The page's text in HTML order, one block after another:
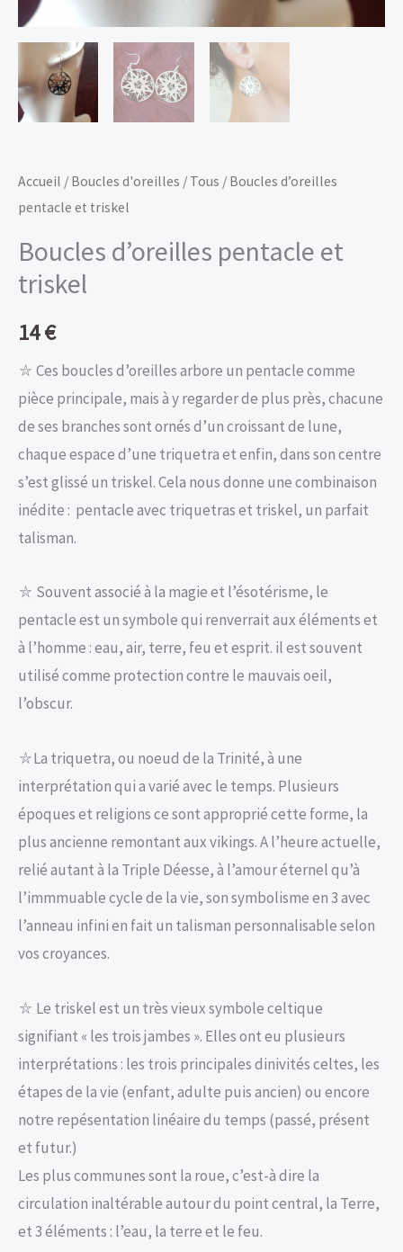
Accueil / Boucles d'oreilles / Tous / Boucles d’oreilles
pentacle et triskel
Boucles d’oreilles pentacle et
triskel
14€
⛥ Ces boucles d’oreilles arbore un pentacle comme
pièce principale, mais à y regarder de plus près, chacune
de ses branches sont ornés d’un croissant de lune,
chaque espace d’une triquetra et enfin, dans son centre
s’est glissé un triskel. Cela nous donne une combinaison
inédite : pentacle avec triquetras et triskel, un parfait
talisman.
⛥ Souvent associé à la magie et l’ésotérisme, le
pentacle est un symbole qui renverrait aux éléments et
à l’homme : eau, air, terre, feu et esprit. il est souvent
utilisé comme protection contre le mauvais oeil,
l’obscur.
⛥La triquetra, ou noeud de la Trinité, à une
interprétation qui a varié avec le temps. Plusieurs
époques et religions ce sont approprié cette forme, la
plus ancienne remontant aux vikings. A l’heure actuelle,
relié autant à la Triple Déesse, à l’amour éternel qu’à
l’immmuable cycle de la vie, son symbolisme en 3 avec
l’anneau infini en fait un talisman personnalisable selon
vos croyances.
⛥ Le triskel est un très vieux symbole celtique
signifiant « les trois jambes ». Elles ont eu plusieurs
interprétations : les trois principales dinivités celtes, les
étapes de la vie (enfant, adulte puis ancien) ou encore
notre repésentation linéaire du temps (passé, présent
et futur.)
Les plus communes sont la roue, c’est-à dire la
circulation inaltérable autour du point central, la Terre,
et 3 éléments : l’eau, la terre et le feu.